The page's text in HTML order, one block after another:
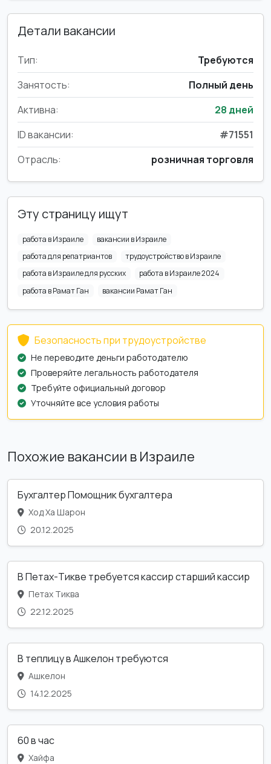
Детали вакансии
Тип:
Требуются
Занятость:
Полный день
Активна:
28 дней
ID вакансии:
#71551
Отрасль:
розничная торговля
Эту страницу ищут
работа в Израиле
вакансии в Израиле
работа для репатриантов
трудоустройство в Израиле
работа в Израиле для русских
работа в Израиле 2024
работа в Рамат Ган
вакансии Рамат Ган
Безопасность при трудоустройстве
Не переводите деньги работодателю
Проверяйте легальность работодателя
Требуйте официальный договор
Уточняйте все условия работы
Похожие вакансии в Израиле
Бухгалтер Помощник бухгалтера
Ход Ха Шарон
20.12.2025
В Петах-Тикве требуется кассир старший кассир
Петах Тиква
22.12.2025
В теплицу в Ашкелон требуются
Ашкелон
14.12.2025
60 в час
Хайфа